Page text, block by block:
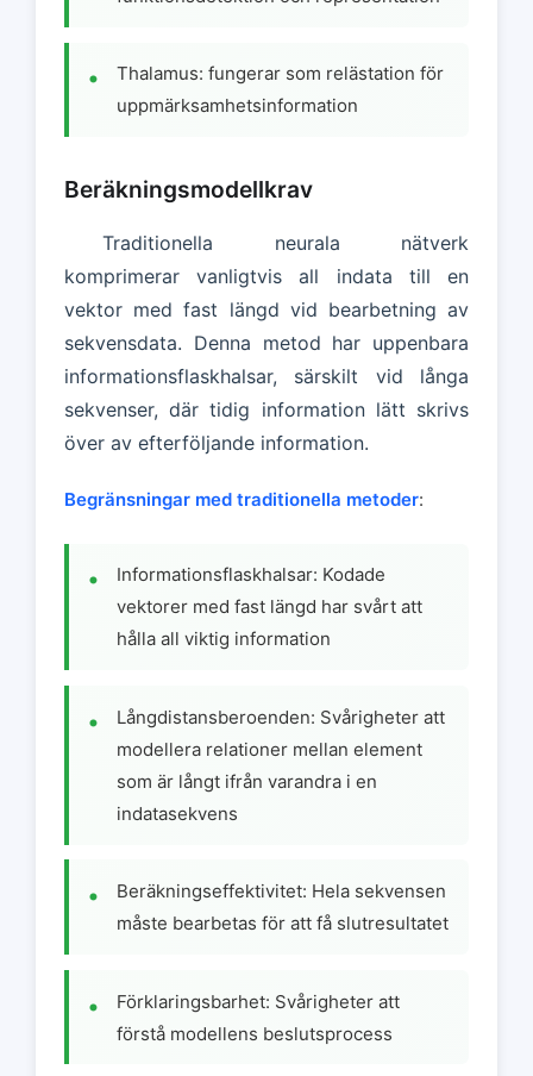
Thalamus: fungerar som relästation för
uppmärksamhetsinformation
Beräkningsmodellkrav
Traditionella neurala nätverk
komprimerar vanligtvis all indata till en
vektor med fast längd vid bearbetning av
sekvensdata. Denna metod har uppenbara
informationsflaskhalsar, särskilt vid långa
sekvenser, där tidig information lätt skrivs
över av efterföljande information.
Begränsningar med traditionella metoder:
Informationsflaskhalsar: Kodade
vektorer med fast längd har svårt att
hålla all viktig information
Långdistansberoenden: Svårigheter att
modellera relationer mellan element
som är långt ifrån varandra i en
indatasekvens
Beräkningseffektivitet: Hela sekvensen
måste bearbetas för att få slutresultatet
Förklaringsbarhet: Svårigheter att
förstå modellens beslutsprocess